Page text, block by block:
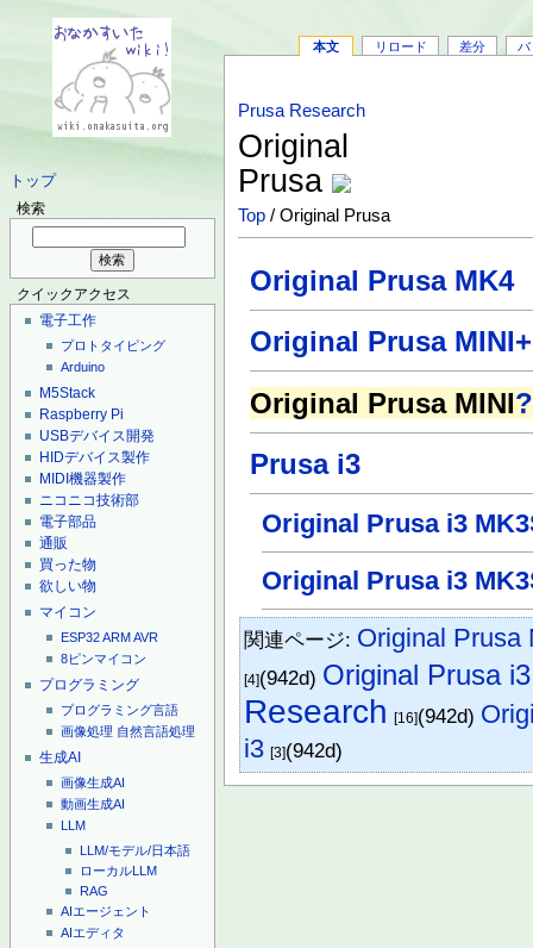
トップ
検索
クイックアクセス
電子工作
プロトタイピング
Arduino
M5Stack
Raspberry Pi
USBデバイス開発
HIDデバイス製作
MIDI機器製作
ニコニコ技術部
電子部品
通販
買った物
欲しい物
マイコン
ESP32ARMAVR
8ピンマイコン
プログラミング
プログラミング言語
画像処理 自然言語処理
生成AI
画像生成AI
動画生成AI
LLM
LLM/モデル/日本語
ローカルLLM
RAG
AIエージェント
AIエディタ
本文 リロード 差分 バ
Prusa Research
Original
Prusa
Top / Original Prusa
Original Prusa MK4
Original Prusa MINI+
Original Prusa MINI?
Prusa i3
Original Prusa i3
Original Prusa i3
関連ページ: Original Prusa
[4](942d) Original Prusa
Research [16](942d)
i3 [3](942d)